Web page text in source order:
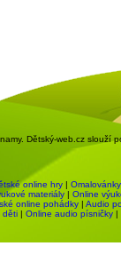
Dětský-web.cz slouží
online hry | Omalovánky
materiály | Online
online pohádky | Audio
děti | Online audio písničky |